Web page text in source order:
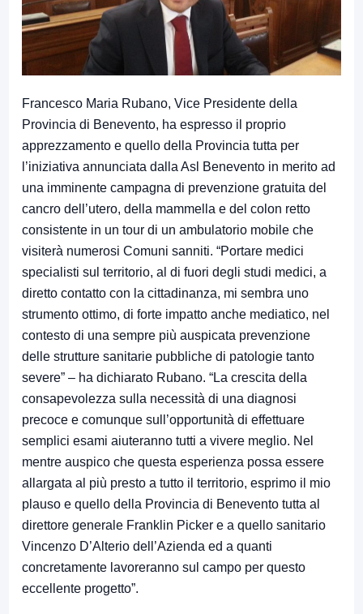
Francesco Maria Rubano, Vice Presidente della
Provincia di Benevento, ha espresso il proprio
apprezzamento e quello della Provincia tutta per
l’iniziativa annunciata dalla Asl Benevento in merito ad
una imminente campagna di prevenzione gratuita del
cancro dell’utero, della mammella e del colon retto
consistente in un tour di un ambulatorio mobile che
visiterà numerosi Comuni sanniti. “Portare medici
specialisti sul territorio, al di fuori degli studi medici, a
diretto contatto con la cittadinanza, mi sembra uno
strumento ottimo, di forte impatto anche mediatico, nel
contesto di una sempre più auspicata prevenzione
delle strutture sanitarie pubbliche di patologie tanto
severe” – ha dichiarato Rubano. “La crescita della
consapevolezza sulla necessità di una diagnosi
precoce e comunque sull’opportunità di effettuare
semplici esami aiuteranno tutti a vivere meglio. Nel
mentre auspico che questa esperienza possa essere
allargata al più presto a tutto il territorio, esprimo il mio
plauso e quello della Provincia di Benevento tutta al
direttore generale Franklin Picker e a quello sanitario
Vincenzo D’Alterio dell’Azienda ed a quanti
concretamente lavoreranno sul campo per questo
eccellente progetto”.